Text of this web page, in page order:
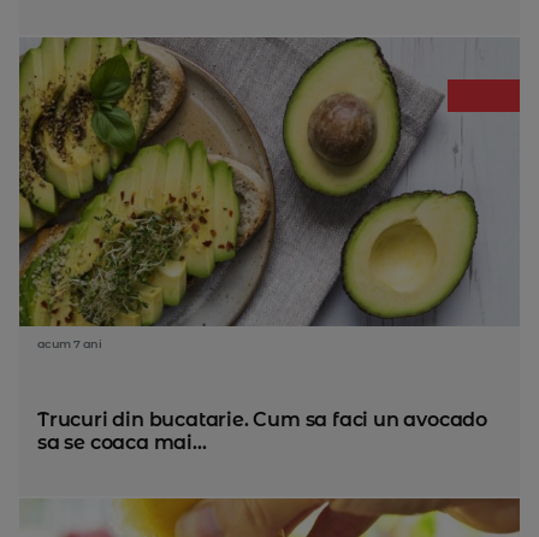
acum 7 ani
Trucuri din bucatarie. Cum sa faci un avocado
sa se coaca mai...